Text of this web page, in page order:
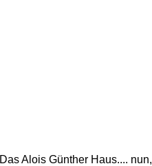
Das Alois Günther Haus....